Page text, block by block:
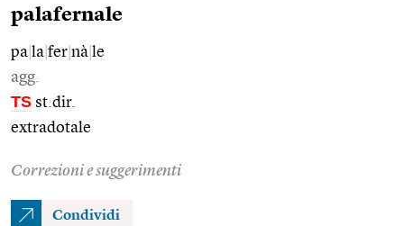
palafernale
pa la fer nà le
agg.
TS st.dir.
extradotale
Correzioni e suggerimenti
Condividi